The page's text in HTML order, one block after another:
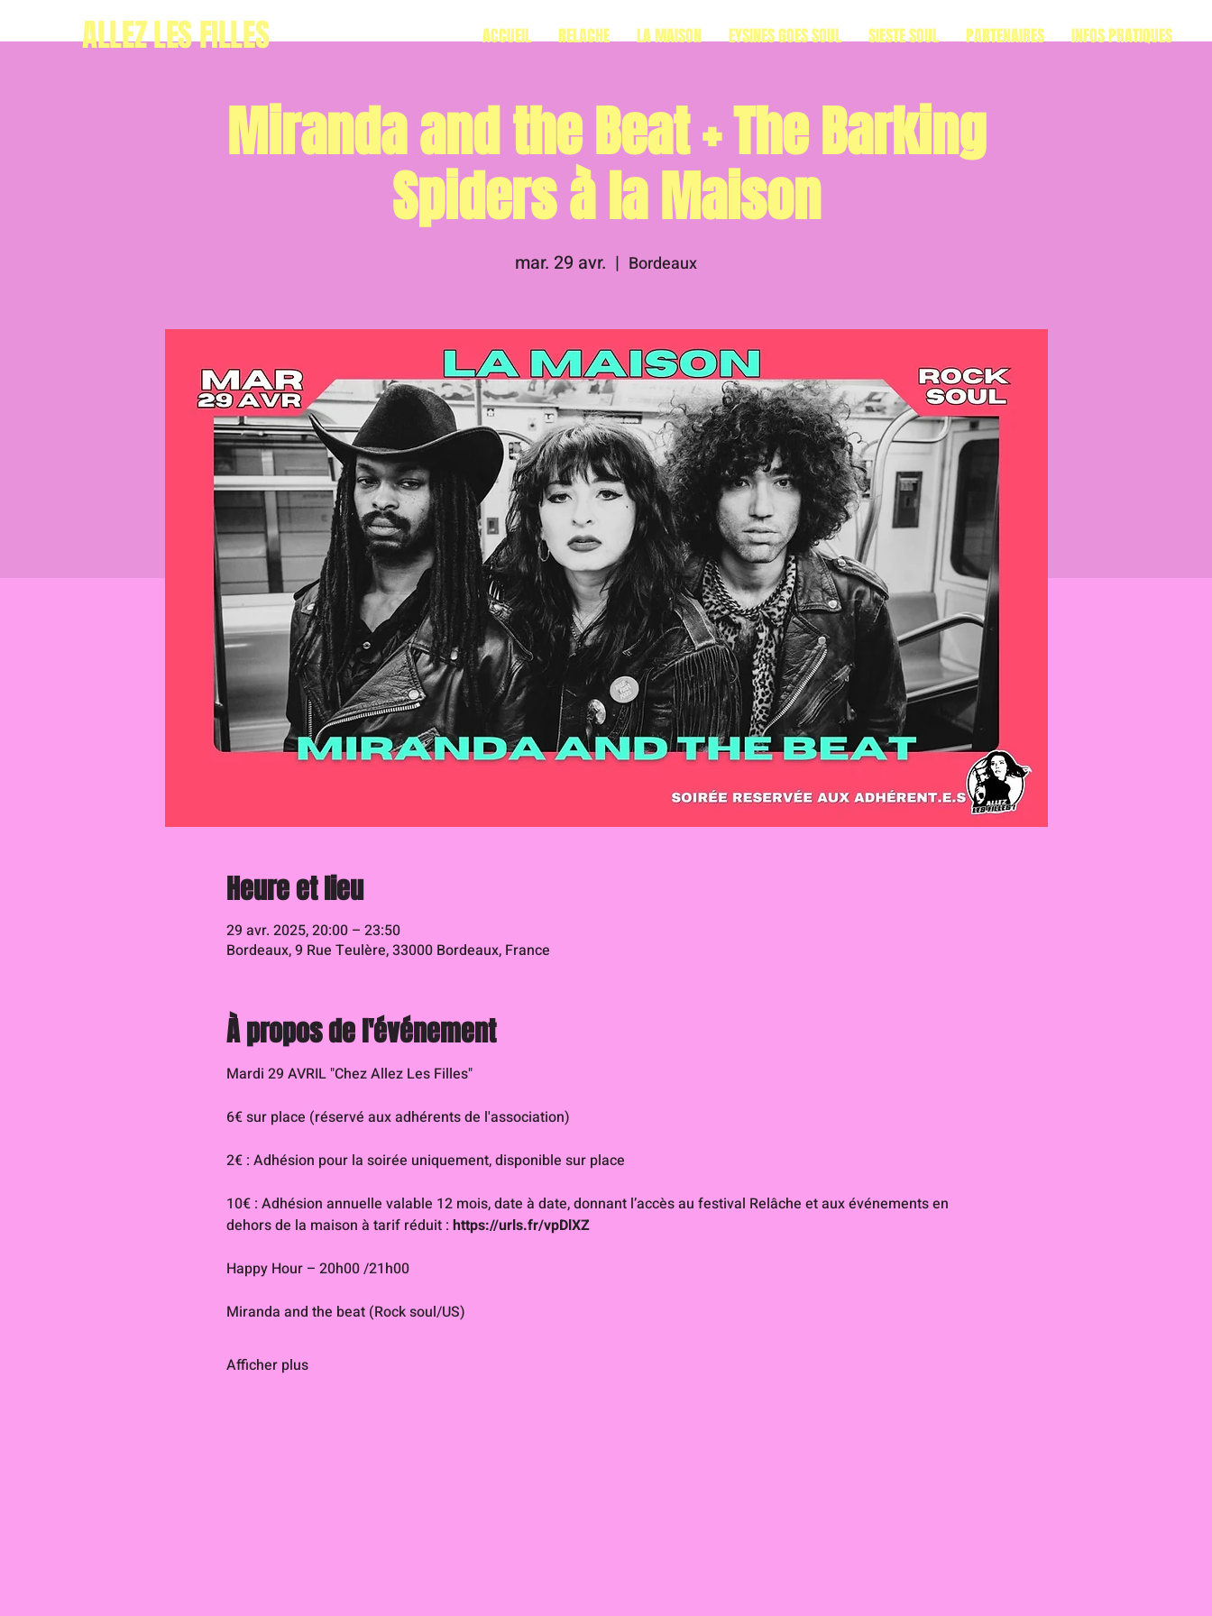
ALLEZ LES FILLES ACCUEIL RELACHE LA MAISON EYSINES GOES SOUL SIESTE SOUL PARTENAIRES INFOS PRATIQUES
Miranda and the Beat + The Barking
Spiders à la Maison
mar. 29 avr.
  |
Bordeaux
Heure et lieu
29 avr. 2025, 20:00 – 23:50
Bordeaux, 9 Rue Teulère, 33000 Bordeaux, France
À propos de l'événement
Mardi 29 AVRIL "Chez Allez Les Filles"
6€ sur place (réservé aux adhérents de l'association)
2€ : Adhésion pour la soirée uniquement, disponible sur place
10€ : Adhésion annuelle valable 12 mois, date à date, donnant l’accès au festival Relâche et aux événements en
dehors de la maison à tarif réduit : https://urls.fr/vpDlXZ
Happy Hour – 20h00 /21h00
Miranda and the beat (Rock soul/US)
Afficher plus